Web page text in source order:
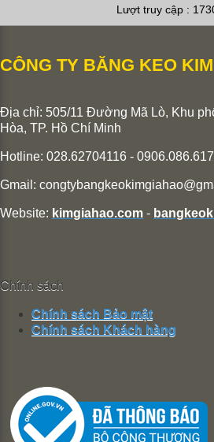
Lượt truy cập :
CÔNG TY BĂNG KEO
Địa chỉ: 505/11 Đường Mã Lò, Khu
Hòa, TP. Hồ Chí Minh
Hotline: 028.62704116 -
Gmail:
Website: kimgiahao.com -
Chính sách
Chính sách Bảo mật
Chính sách Khách hàng